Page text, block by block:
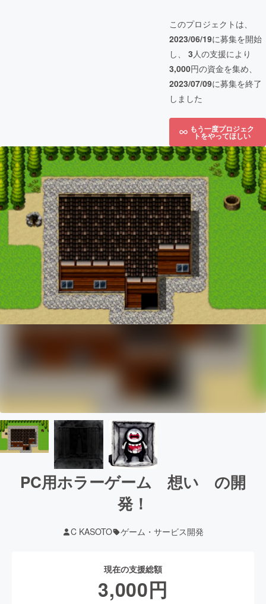
このプロジェクトは、
2023/06/19に募集を開始
し、 3人の支援により
3,000円の資金を集め、
2023/07/09に募集を終了
しました
もう一度プロジェク
トをやってほしい
PC用ホラーゲーム 想い の開
発！
C KASOTO ゲーム・サービス開発
現在の支援総額
3,000円